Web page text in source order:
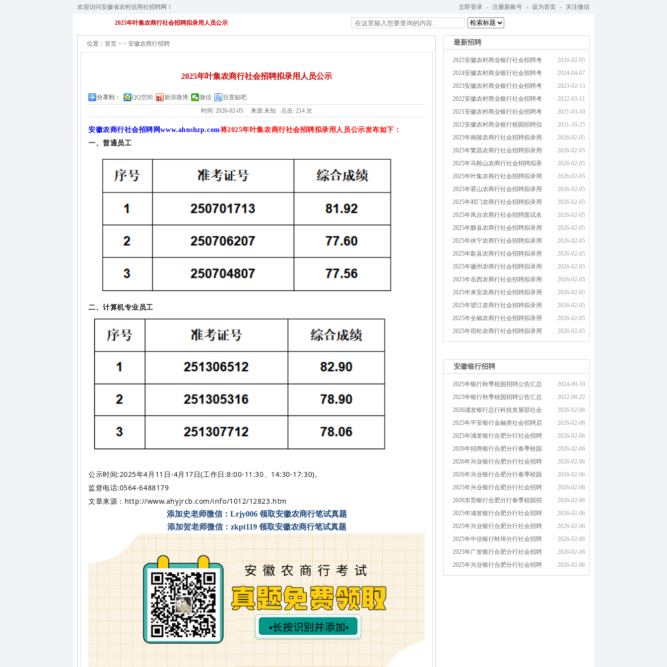
欢迎访问安徽省农村信用社招聘网！ 立即登录 - 注册新账号 - 设为首页 - 关注微信
2025年叶集农商行社会招聘拟录用人员公示
最新招聘
2025安徽农村商业银行社会招聘考
2026-02-05
2024安徽农村商业银行社会招聘考
2024-04-07
2023安徽农村商业银行社会招聘考
2023-02-13
2022安徽农村商业银行社会招聘考
2022-03-11
2021安徽农村商业银行社会招聘考
2021-03-10
2022安徽农村商业银行校园招聘信
2021-10-25
2025年南陵农商行社会招聘拟录用
2026-02-05
2025年繁昌农商行社会招聘拟录用
2026-02-05
2025年马鞍山农商行社会招聘拟录
2026-02-05
2025年叶集农商行社会招聘拟录用
2026-02-05
2025年霍山农商行社会招聘拟录用
2026-02-05
2025年祁门农商行社会招聘拟录用
2026-02-05
2025年凤台农商行社会招聘面试名
2026-02-05
2025年黟县农商行社会招聘拟录用
2026-02-05
2025年休宁农商行社会招聘拟录用
2026-02-05
2025年歙县农商行社会招聘拟录用
2026-02-05
2025年徽州农商行社会招聘拟录用
2026-02-05
2025年岳西农商行社会招聘拟录用
2026-02-05
2025年来安农商行社会招聘拟录用
2026-02-05
2025年望江农商行社会招聘拟录用
2026-02-05
2025年全椒农商行社会招聘拟录用
2026-02-05
2025年宿松农商行社会招聘拟录用
2026-02-05
安徽银行招聘
2025年银行秋季校园招聘公告汇总
2024-09-19
2023年银行秋季校园招聘公告汇总
2022-08-22
2026浦发银行总行科技发展部社会
2026-02-06
2025年平安银行金融类社会招聘启
2026-02-06
2025年浦发银行合肥分行社会招聘
2026-02-06
2026年招商银行合肥分行春季校园
2026-02-06
2026年兴业银行合肥分行社会招聘
2026-02-06
2026年兴业银行合肥分行春季校园
2026-02-06
2025年兴业银行合肥分行社会招聘
2026-02-06
2026东莞银行合肥分行春季校园招
2026-02-06
2025年浦发银行合肥分行社会招聘
2026-02-06
2025年兴业银行合肥分行社会招聘
2026-02-06
2025年中信银行蚌埠分行社会招聘
2026-02-06
2025年广发银行合肥分行社会招聘
2026-02-06
2025年兴业银行合肥分行社会招聘
2026-02-06
位置： 首页 > > 安徽农商行招聘
2025年叶集农商行社会招聘拟录用人员公示
分享到： QQ空间 新浪微博 微信
百度贴吧
时间 2026-02-05 来源:未知 点击: 214 次
安徽农商行社会招聘网www.ahnshzp.com将2025年叶集农商行社会招聘拟录用人员公示发布如下：
一、普通员工
二、计算机专业员工
公示时间:2025年4月11日-4月17日(工作日:8:00-11:30、14:30-17:30)。
监督电话:0564-6488179
文章来源： http://www.ahyjrcb.com/info/1012/12823.htm
添加史老师微信：Lrjy006 领取安徽农商行笔试真题
添加贺老师微信：zkpt119 领取安徽农商行笔试真题